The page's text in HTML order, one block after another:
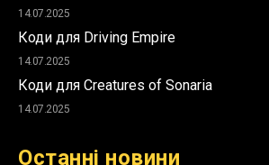
14.07.2025
Коди для Driving Empire
14.07.2025
Коди для Creatures of Sonaria
14.07.2025
Останні новини